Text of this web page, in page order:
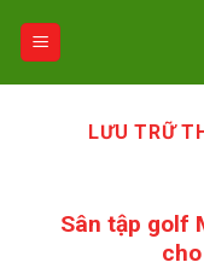
LƯU TRỮ
Sân tập golf